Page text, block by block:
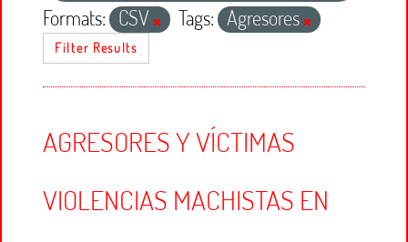
Formats: CSV Tags: Agresores
Filter Results
AGRESORES Y VÍCTIMAS
VIOLENCIAS MACHISTAS EN